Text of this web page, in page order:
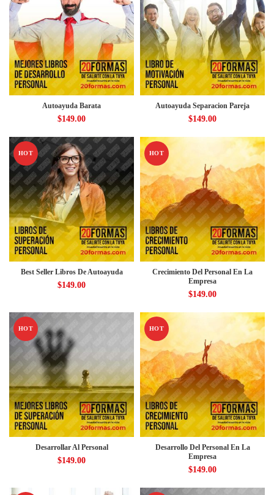
Autoayuda Barata
$149.00
Autoayuda Separacion Pareja
$149.00
HOT
Best Seller Libros De Autoayuda
$149.00
HOT
Crecimiento Del Personal En La
Empresa
$149.00
HOT
Desarrollar Al Personal
$149.00
HOT
Desarrollo Del Personal En La
Empresa
$149.00